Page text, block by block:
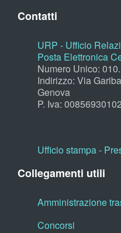
Contatti
URP - Ufficio
Posta Elettronica
Numero Unico:
Indirizzo: Via
Genova
P. Iva: 00856930102
Ufficio stampa -
Collegamenti utili
Amministrazione
Concorsi